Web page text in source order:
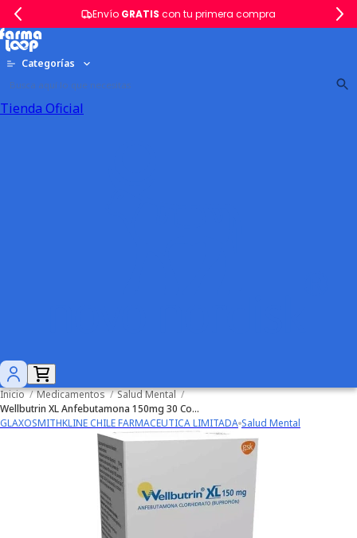
Envío GRATIS con tu primera compra
Categorías
Tienda Oficial
Inicio / Medicamentos / Salud Mental /
Wellbutrin XL Anfebutamona 150mg 30 Comprimidos Prolongados
GLAXOSMITHKLINE CHILE FARMACEUTICA LIMITADA Salud Mental